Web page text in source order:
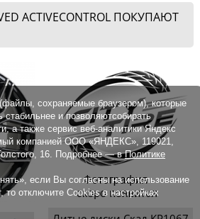
ACTIVECONTROL ПОКУПАЮТ
сохраняемые браузером), которые
стабильнее и позволяютсобирать
а также сервис веб-аналитики Яндекс
компанией ООО «ЯНДЕКС», 119021,
16. Подробнее — вПолитике
если Вы согласны на использование
отключите Cookies в настройках